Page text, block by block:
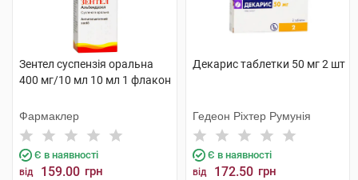
Зентел суспензія оральна
400 мг/10 мл 10 мл 1 флакон
Фармаклер
Є в наявності
від 159.00 грн
Декарис таблетки 50 мг 2 шт
Гедеон Ріхтер Румунія
Є в наявності
від 172.50 грн